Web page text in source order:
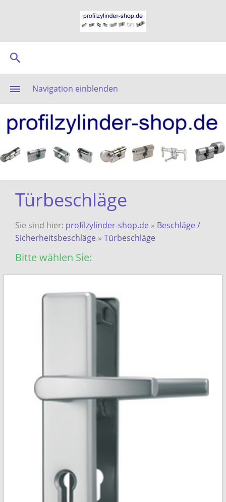
Navigation einblenden
Türbeschläge
Sie sind hier: profilzylinder-shop.de » Beschläge /
Sicherheitsbeschläge » Türbeschläge
Bitte wählen Sie: